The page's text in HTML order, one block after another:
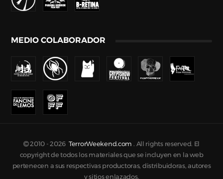
MEDIO COLABORADOR
2010 -2026 TerrorWeekend.com
. All rights reserved. El
copyright de todos los materiales que se incluyen en la web
pertenecen a sus respectivas productoras, distribuidoras, autores
y sitios enlazados.